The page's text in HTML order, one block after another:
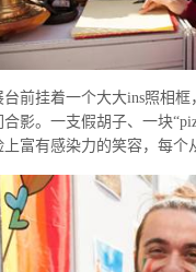
挂着一个大大ins照相框
合影。一支假胡子、一块
富有感染力的笑容，每个